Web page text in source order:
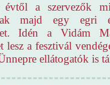
a szervezők
majd egy egri
Idén a Vidám
lesz a fesztivál
ellátogatók is